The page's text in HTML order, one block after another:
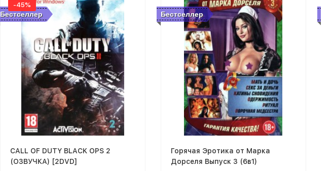
Бестселлер
-45%
CALL OF DUTY BLACK OPS 2
(ОЗВУЧКА) [2DVD]
Бестселлер
Горячая Эротика от Марка
Дорселя Выпуск 3 (6в1)